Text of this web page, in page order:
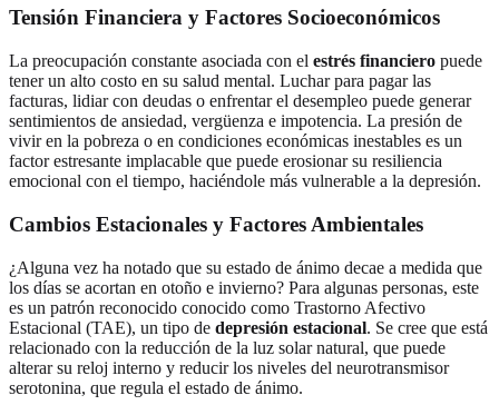
Tensión Financiera y Factores Socioeconómicos
La preocupación constante asociada con el estrés financiero puede
tener un alto costo en su salud mental. Luchar para pagar las
facturas, lidiar con deudas o enfrentar el desempleo puede generar
sentimientos de ansiedad, vergüenza e impotencia. La presión de
vivir en la pobreza o en condiciones económicas inestables es un
factor estresante implacable que puede erosionar su resiliencia
emocional con el tiempo, haciéndole más vulnerable a la depresión.
Cambios Estacionales y Factores Ambientales
¿Alguna vez ha notado que su estado de ánimo decae a medida que
los días se acortan en otoño e invierno? Para algunas personas, este
es un patrón reconocido conocido como Trastorno Afectivo
Estacional (TAE), un tipo de depresión estacional. Se cree que está
relacionado con la reducción de la luz solar natural, que puede
alterar su reloj interno y reducir los niveles del neurotransmisor
serotonina, que regula el estado de ánimo.